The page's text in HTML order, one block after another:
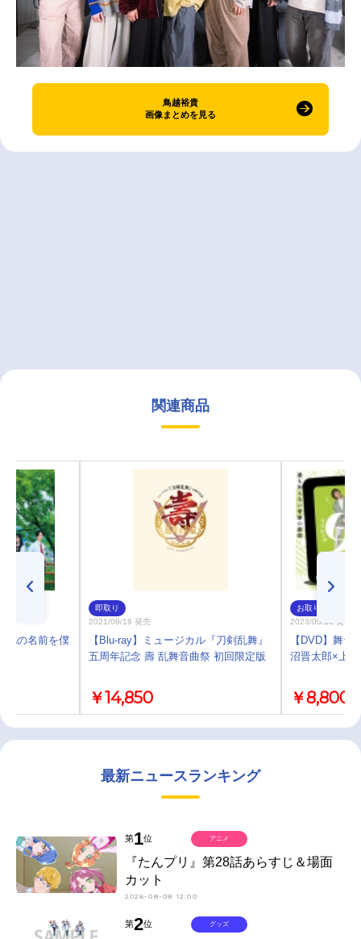
鳥越裕貴
画像まとめを見る
関連商品
花の名前を僕
即取り
2021/08/18 発売
【Blu-ray】ミュージカル『刀剣乱舞』
五周年記念 壽 乱舞音曲祭 初回限定版
￥14,850
お取り寄せ
2023/05/10 発売
【DVD】舞
沼晋太郎×上
￥8,800
最新ニュースランキング
第1位
『たんプリ』第28話あらすじ＆場面
カット
2026-08-08 12:00
アニメ
第2位 グッズ